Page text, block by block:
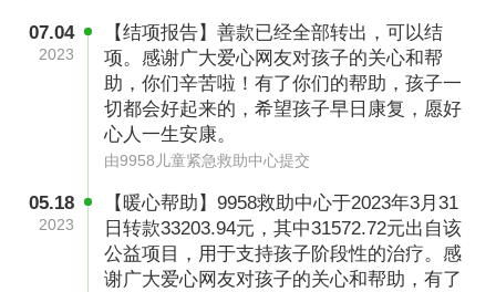
怎么会出现在浩浩身上？望着孩子稚嫩的脸庞，
我不知道他未来会是什么样子。
07.04
2023
【结项报告】善款已经全部转出，可以结
项。感谢广大爱心网友对孩子的关心和帮
助，你们辛苦啦！有了你们的帮助，孩子一
切都会好起来的，希望孩子早日康复，愿好
心人一生安康。
由9958儿童紧急救助中心提交
05.18
2023
【暖心帮助】9958救助中心于2023年3月31
日转款33203.94元，其中31572.72元出自该
公益项目，用于支持孩子阶段性的治疗。感
谢广大爱心网友对孩子的关心和帮助，有了